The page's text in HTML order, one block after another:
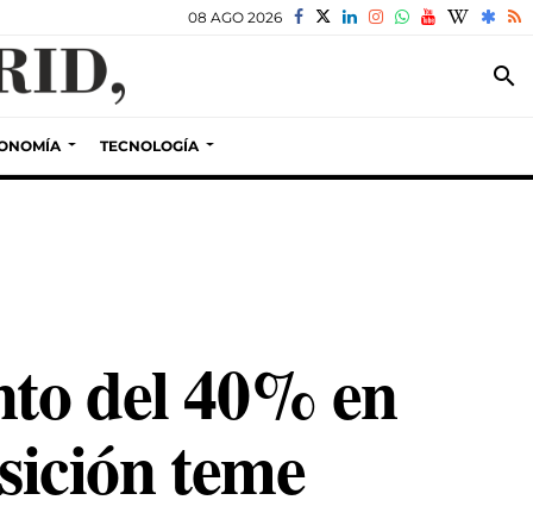
08 AGO 2026
search
TECNOLOGÍA
del 40% en
teme